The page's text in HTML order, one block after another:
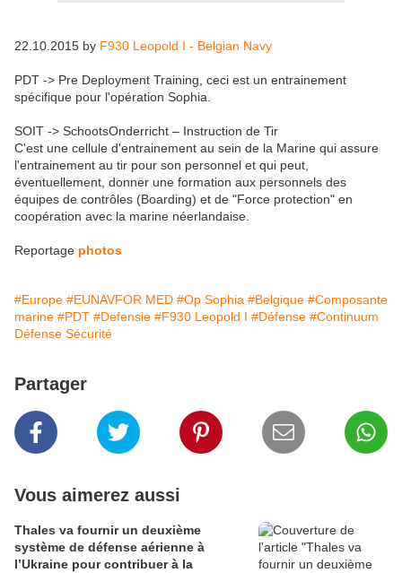
22.10.2015 by F930 Leopold I - Belgian Navy
PDT -> Pre Deployment Training, ceci est un entrainement
spécifique pour l'opération Sophia.
SOIT -> SchootsOnderricht – Instruction de Tir
C'est une cellule d'entrainement au sein de la Marine qui assure
l'entrainement au tir pour son personnel et qui peut,
éventuellement, donner une formation aux personnels des
équipes de contrôles (Boarding) et de "Force protection" en
coopération avec la marine néerlandaise.
Reportage photos
#Europe #EUNAVFOR MED #Op Sophia #Belgique #Composante
marine #PDT #Defensie #F930 Leopold I #Défense #Continuum
Défense Sécurité
Partager
Vous aimerez aussi
Thales va fournir un deuxième
système de défense aérienne à
l’Ukraine pour contribuer à la